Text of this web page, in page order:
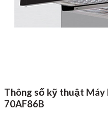
Thông số kỹ thuật Máy
70AF86B